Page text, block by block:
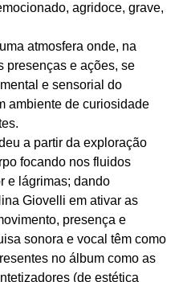
agridoce, grave,
atmosfera onde, na
presenças e ações, se
e sensorial do
ambiente de curiosidade
a partir da exploração
focando nos fluidos
e lágrimas; dando
Giovelli em ativar as
presença e
sonora e vocal têm como
no álbum como as
(de estética